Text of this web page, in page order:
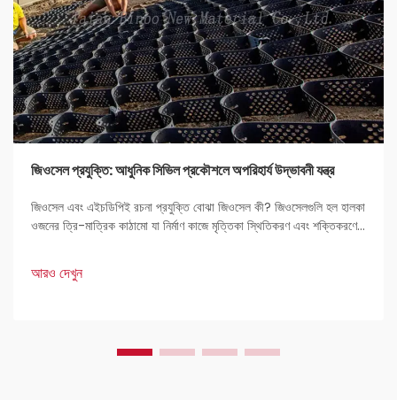
জিওসেল প্রযুক্তি: আধুনিক সিভিল প্রকৌশলে অপরিহার্য উদ্ভাবনী যন্ত্র
জিওসেল এবং এইচডিপিই রচনা প্রযুক্তি বোঝা জিওসেল কী? জিওসেলগুলি হল হালকা
ওজনের ত্রি-মাত্রিক কাঠামো যা নির্মাণ কাজে মৃত্তিকা স্থিতিকরণ এবং শক্তিকরণের
আরও দেখুন